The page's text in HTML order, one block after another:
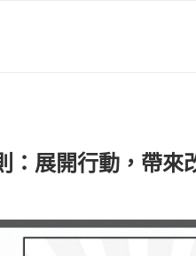
：展開行動，帶來